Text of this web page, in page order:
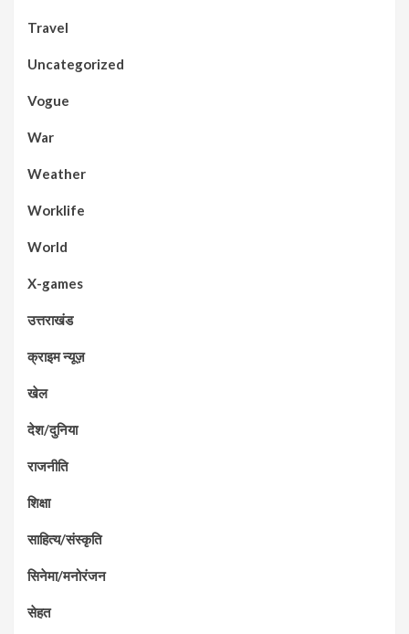
Travel
Uncategorized
Vogue
War
Weather
Worklife
World
X-games
उत्तराखंड
क्राइम न्यूज़
खेल
देश/दुनिया
राजनीति
शिक्षा
साहित्य/संस्कृति
सिनेमा/मनोरंजन
सेहत